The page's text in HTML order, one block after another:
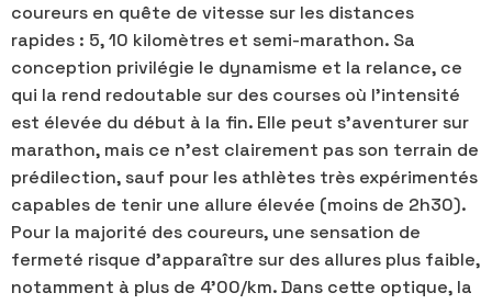
coureurs en quête de vitesse sur les distances
rapides : 5, 10 kilomètres et semi-marathon. Sa
conception privilégie le dynamisme et la relance, ce
qui la rend redoutable sur des courses où l’intensité
est élevée du début à la fin. Elle peut s’aventurer sur
marathon, mais ce n’est clairement pas son terrain de
prédilection, sauf pour les athlètes très expérimentés
capables de tenir une allure élevée (moins de 2h30).
Pour la majorité des coureurs, une sensation de
fermeté risque d'apparaître sur des allures plus faible,
notamment à plus de 4'00/km. Dans cette optique, la